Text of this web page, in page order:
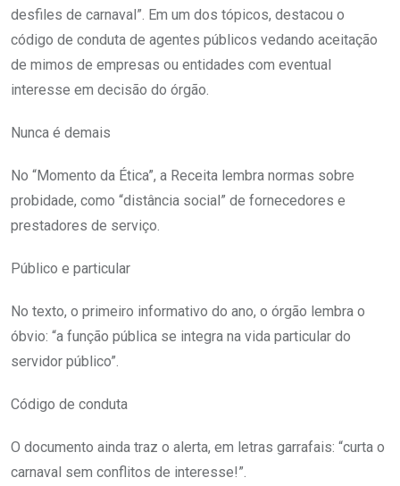
desfiles de carnaval”. Em um dos tópicos, destacou o
código de conduta de agentes públicos vedando aceitação
de mimos de empresas ou entidades com eventual
interesse em decisão do órgão.
Nunca é demais
No “Momento da Ética”, a Receita lembra normas sobre
probidade, como “distância social” de fornecedores e
prestadores de serviço.
Público e particular
No texto, o primeiro informativo do ano, o órgão lembra o
óbvio: “a função pública se integra na vida particular do
servidor público”.
Código de conduta
O documento ainda traz o alerta, em letras garrafais: “curta o
carnaval sem conflitos de interesse!”.